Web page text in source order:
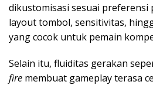
dikustomisasi sesuai preferensi
layout tombol, sensitivitas,
yang cocok untuk pemain
Selain itu, fluiditas gerakan
fire membuat gameplay terasa